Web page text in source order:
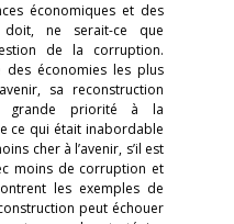
économiques et des
doit, ne serait-ce que
de la corruption.
des économies les plus
sa reconstruction
grande priorité à la
ce qui était inabordable
cher à l’avenir, s’il est
moins de corruption et
les exemples de
peut échouer